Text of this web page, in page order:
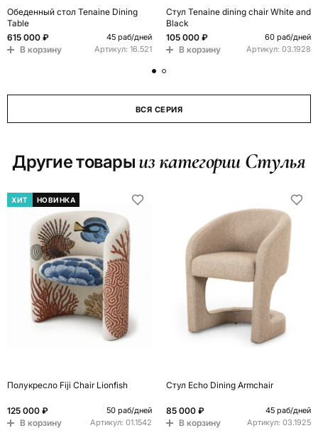
Обеденный стол Tenaine Dining
Table
615 000 ₽
45 раб/дней
В корзину Артикул: 16.521
Стул Tenaine dining chair White and
Black
105 000 ₽
60 раб/дней
В корзину Артикул: 03.1928
ВСЯ СЕРИЯ
Другие товары из категории Стулья
ХИТ НОВИНКА
Полукресло Fiji Chair Lionfish
125 000 ₽ 50 раб/дней
В корзину Артикул: 01.1542
Стул Echo Dining Armchair
85 000 ₽ 45 раб/дней
В корзину Артикул: 03.1925